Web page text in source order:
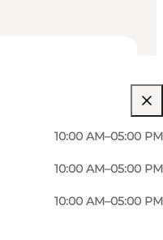
10:00 AM–05:00 PM
10:00 AM–05:00 PM
10:00 AM–05:00 PM